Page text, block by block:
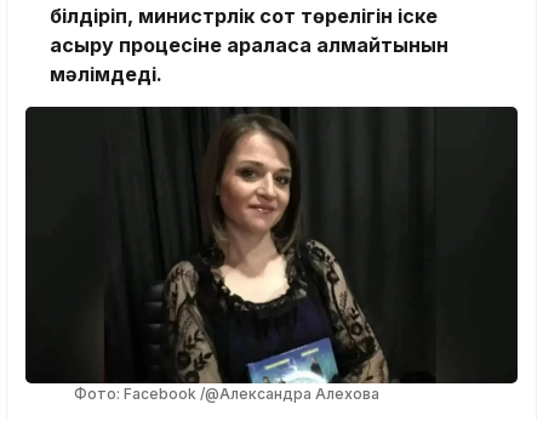
білдіріп, министрлік сот төрелігін іске
асыру процесіне араласа алмайтынын
мәлімдеді.
Фото: Facebook /@Александра Алехова